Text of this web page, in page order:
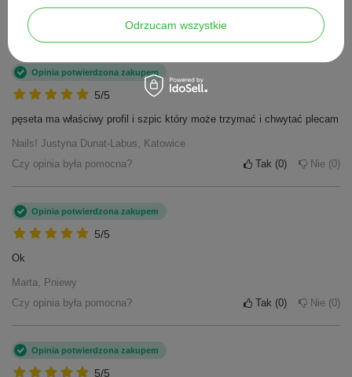
0
Kliknij ocenę aby filtrować opinie
5/5
Opinia potwierdzona zakupem
pęseta ma właściwy profil i szpic który może trzymać i chwytać plecam
Nails! Justyna Dunat-Labus, Katowice
Czy opinia była pomocna?
Tak 0 Nie 0
5/5
Opinia potwierdzona zakupem
Ok
Marta, Pniewy
Czy opinia była pomocna?
Tak 0 Nie 0
5/5
Opinia potwierdzona zakupem
Odrzucam wszystkie